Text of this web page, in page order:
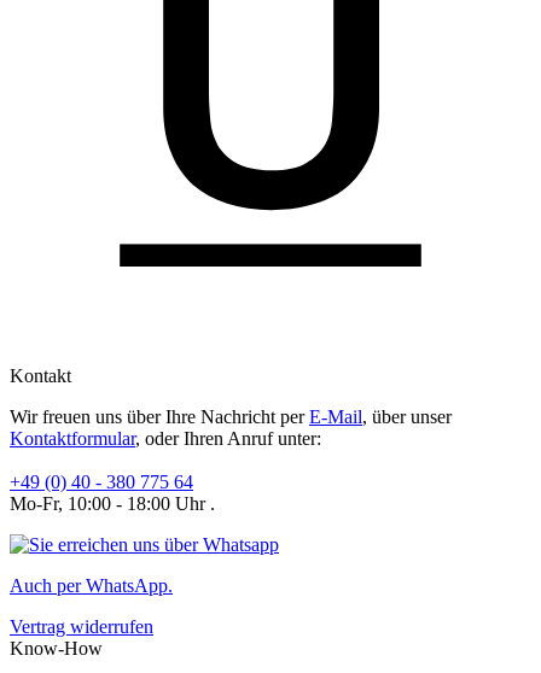
Kontakt
Wir freuen uns über Ihre Nachricht perE-Mail, über unser
Kontaktformular, oder Ihren Anruf unter:
+49 (0) 40 - 380 775 64
Mo-Fr, 10:00 - 18:00 Uhr .
Auch per WhatsApp.
Vertrag widerrufen
Know-How